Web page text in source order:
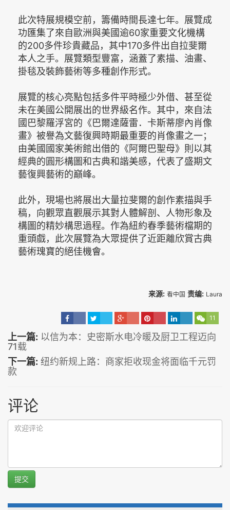
此次特展規模空前，籌備時間長達七年。展覽成
功匯集了來自歐洲與美國逾60家重要文化機構
的200多件珍貴藏品，其中170多件出自拉斐爾
本人之手。展覽類型豐富，涵蓋了素描、油畫、
掛毯及裝飾藝術等多種創作形式。
展覽的核心亮點包括多件平時極少外借、甚至從
未在美國公開展出的世界級名作。其中，來自法
國巴黎羅浮宮的《巴爾達薩雷．卡斯蒂廖內肖像
畫》被譽為文藝復興時期最重要的肖像畫之一；
由美國國家美術館出借的《阿爾巴聖母》則以其
經典的圓形構圖和古典和諧美感，代表了盛期文
藝復興藝術的巔峰。
此外，現場也將展出大量拉斐爾的創作素描與手
稿，向觀眾直觀展示其對人體解剖、人物形象及
構圖的精妙構思過程。作為紐約春季藝術檔期的
重頭戲，此次展覽為大眾提供了近距離欣賞古典
藝術瑰寶的絕佳機會。
来源: 看中国 责编: Laura
11
上一篇: 以信为本：史密斯水电冷暖及厨卫工程迈向
71载
下一篇: 纽约新规上路：商家拒收现金将面临千元罚
款
评论
提交